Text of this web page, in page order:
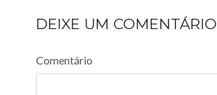
DEIXE UM COMENTÁRIO
Comentário